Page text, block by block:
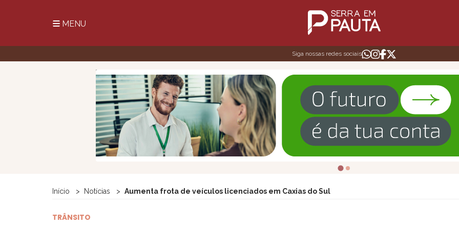
MENU
Siga nossas redes sociais
Início Notícias Aumenta frota de veículos licenciados em Caxias do Sul
TRÂNSITO